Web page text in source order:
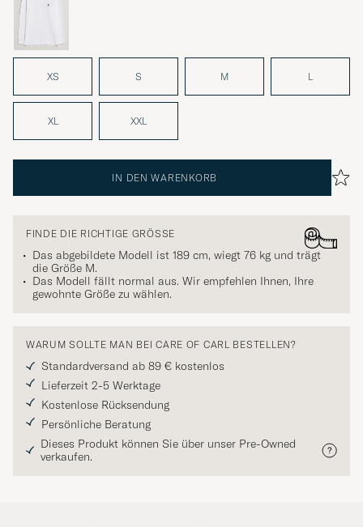
XS S M L
XL XXL
IN DEN WARENKORB
FINDE DIE RICHTIGE GRÖSSE
Das abgebildete Modell ist 189 cm, wiegt 76 kg und trägt
die Größe M.
Das Modell fällt normal aus. Wir empfehlen Ihnen, Ihre
gewohnte Größe zu wählen.
WARUM SOLLTE MAN BEI CARE OF CARL BESTELLEN?
Standardversand ab 89 € kostenlos
Lieferzeit 2-5 Werktage
Kostenlose Rücksendung
Persönliche Beratung
Dieses Produkt können Sie über unser Pre-Owned
verkaufen.